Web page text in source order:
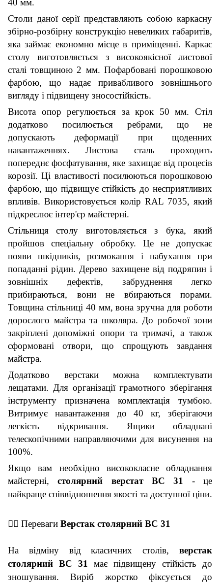
40 мм.
Столи даної серії представляють собою каркасну
збірно-розбірну конструкцію невеликих габаритів,
яка займає економно місце в приміщенні. Каркас
столу виготовляється з високоякісної листової
сталі товщиною 2 мм. Пофарбовані порошковою
фарбою, що надає привабливого зовнішнього
вигляду і підвищену зносостійкість.
Висота опор регулюється за крок 50 мм. Стіл
додатково посилюється ребрами, що не
допускають деформації при щоденних
навантаженнях. Листова сталь проходить
попереднє фосфатування, яке захищає від процесів
корозії. Ці властивості посилюються порошковою
фарбою, що підвищує стійкість до несприятливих
впливів. Використовується колір RAL 7035, який
підкреслює інтер'єр майстерні.
Стільниця столу виготовляється з бука, який
пройшов спеціальну обробку. Це не допускає
появи шкідників, розмокання і набухання при
попаданні рідин. Дерево захищене від подряпин і
зовнішніх дефектів, забруднення легко
прибираються, вони не вбираються порами.
Товщина стільниці 40 мм, вона зручна для роботи
дорослого майстра та школяра. До робочої зони
закріплені допоміжні опори та тримачі, а також
сформовані отвори, що спрощують завдання
майстра.
Додатково верстаки можна комплектувати
лещатами. Для організації грамотного зберігання
інструменту призначена комплектація тумбою.
Витримує навантаження до 40 кг, зберігаючи
легкість відкривання. Ящики обладнані
телескопічними направляючими для висунення на
100%.
Якщо вам необхідно висококласне обладнання
майстерні,столярний верстат ВС31
- це
найкраще співвідношення якості та доступної ціни.
👇🏼 Переваги Верстак столярний ВС 31
На відміну від класичних столів, верстак
столярний ВС 31 має підвищену стійкість до
зношування. Виріб жорстко фіксується до